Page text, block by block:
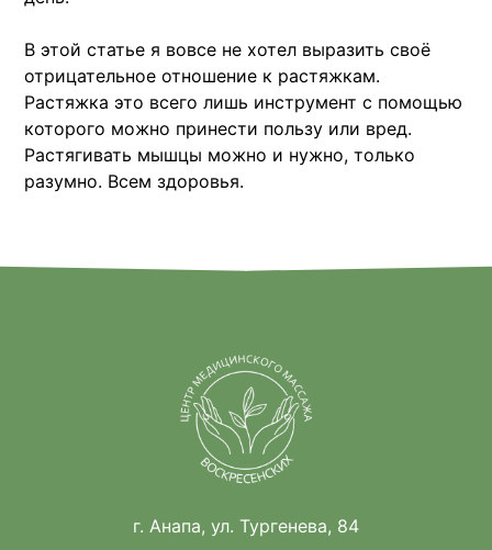
В этой статье я вовсе не хотел выразить своё
отрицательное отношение к растяжкам.
Растяжка это всего лишь инструмент с помощью
которого можно принести пользу или вред.
Растягивать мышцы можно и нужно, только
разумно. Всем здоровья.
г. Анапа, ул. Тургенева, 84